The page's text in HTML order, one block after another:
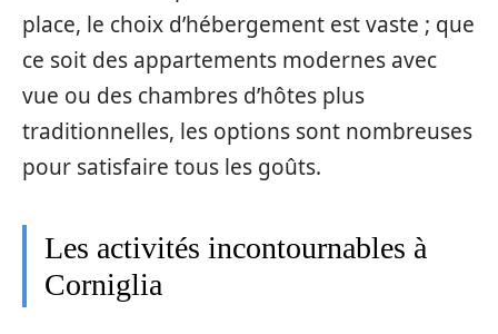
place, le choix d’hébergement est vaste ; que
ce soit des appartements modernes avec
vue ou des chambres d’hôtes plus
traditionnelles, les options sont nombreuses
pour satisfaire tous les goûts.
Les activités incontournables à
Corniglia